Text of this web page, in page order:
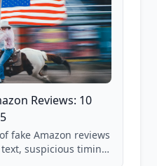
Reviews: 10
fake Amazon reviews
suspicious timing